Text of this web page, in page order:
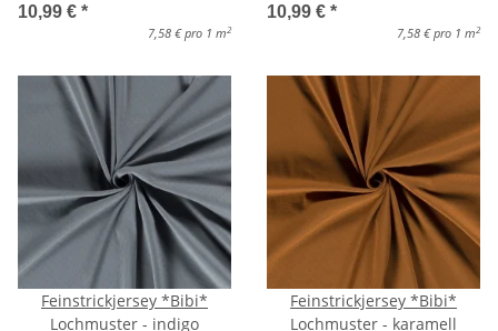
10,99 € *
7,58 € pro 1 m 2
10,99 € *
7,58 € pro 1 m 2
Feinstrickjersey *Bibi*
Lochmuster - indigo
Feinstrickjersey *Bibi*
Lochmuster - karamell